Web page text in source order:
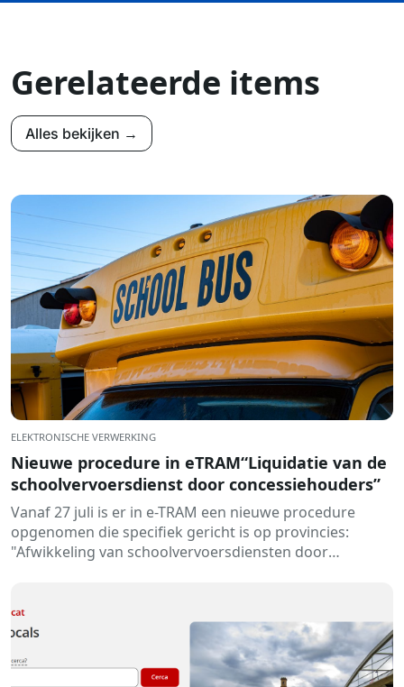
Gerelateerde items
Alles bekijken →
ELEKTRONISCHE VERWERKING
Nieuwe procedure in eTRAM“Liquidatie van de
schoolvervoersdienst door concessiehouders”
Vanaf 27 juli is er in e-TRAM een nieuwe procedure
opgenomen die specifiek gericht is op provincies:
"Afwikkeling van schoolvervoersdiensten door